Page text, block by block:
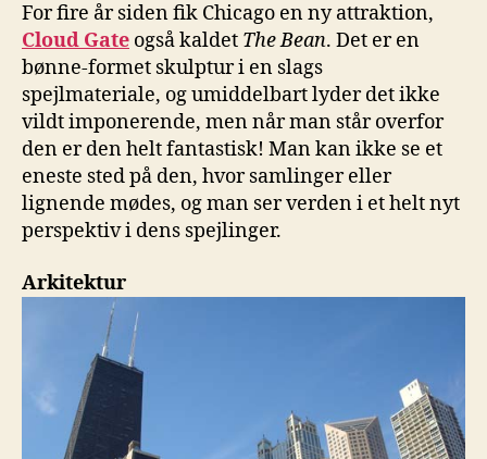
For fire år siden fik Chicago en ny attraktion,
Cloud Gate også kaldet The Bean. Det er en
bønne-formet skulptur i en slags
spejlmateriale, og umiddelbart lyder det ikke
vildt imponerende, men når man står overfor
den er den helt fantastisk! Man kan ikke se et
eneste sted på den, hvor samlinger eller
lignende mødes, og man ser verden i et helt nyt
perspektiv i dens spejlinger.
Arkitektur